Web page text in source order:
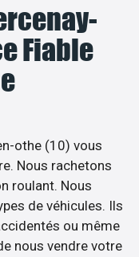
Fiable
othe (10) vous
Nous rachetons
roulant. Nous
de véhicules. Ils
ou même
nous vendre votre